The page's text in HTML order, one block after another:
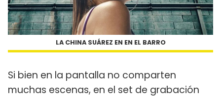
LA CHINA SUÁREZ EN EN EL BARRO
Si bien en la pantalla no comparten
muchas escenas, en el set de grabación